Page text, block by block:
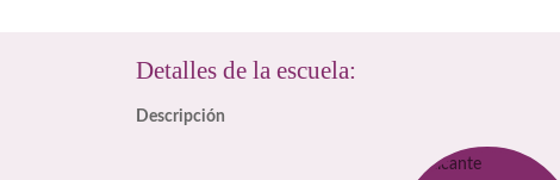
Detalles de la escuela:
Descripción